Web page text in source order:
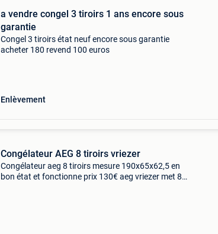
a vendre congel 3 tiroirs 1 ans encore sous
garantie
Congel 3 tiroirs état neuf encore sous garantie
acheter 180 revend 100 euros
Enlèvement
Congélateur AEG 8 tiroirs vriezer
Congélateur aeg 8 tiroirs mesure 190x65x62,5 en
bon état et fonctionne prix 130€ aeg vriezer met 8